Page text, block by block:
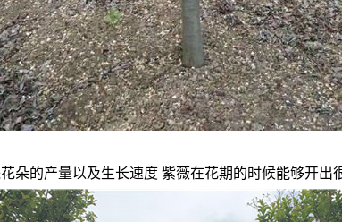
朵的产量以及生长速度 紫薇在花期的时候能够开出